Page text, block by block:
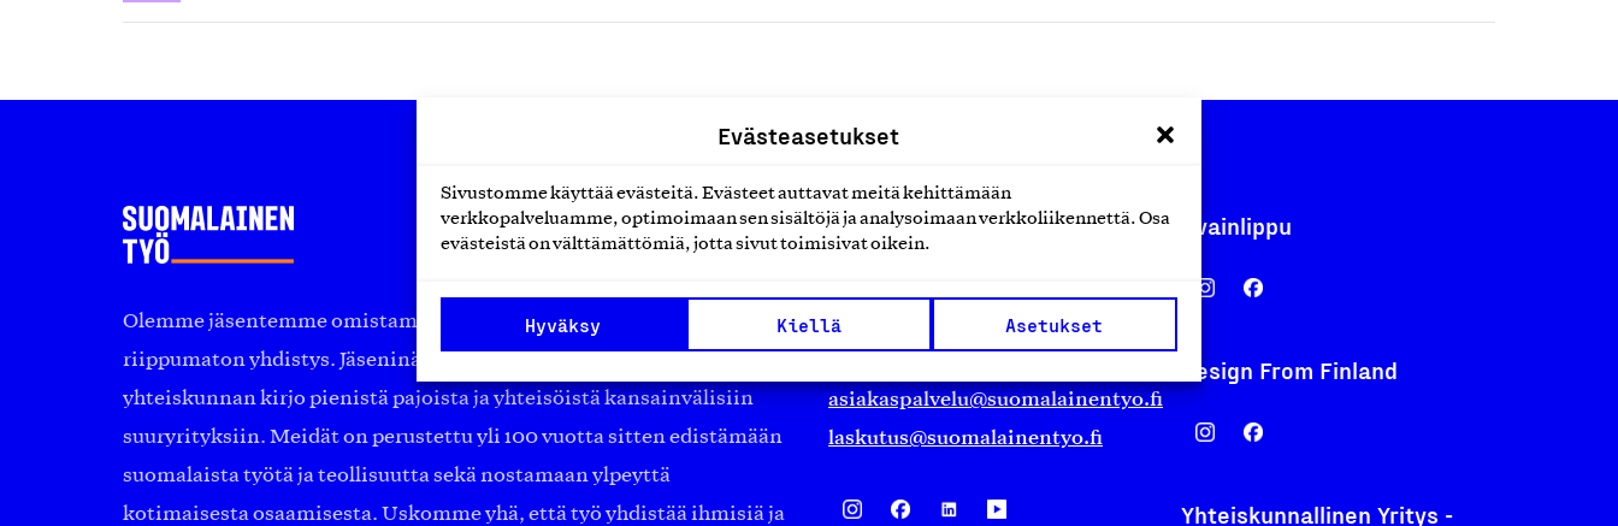
Evästeasetukset
Sivustomme käyttää evästeitä. Evästeet auttavat meitä kehittämään
verkkopalveluamme, optimoimaan sen sisältöjä ja analysoimaan verkkoliikennettä. Osa
evästeistä on välttämättömiä, jotta sivut toimisivat oikein.
Hyväksy Kiellä Asetukset
Olemme jäsentemme omistama puolueeton, työmarkkinajärjestöistä
riippumaton yhdistys. Jäseninämme on koko suomalaisen
yhteiskunnan kirjo pienistä pajoista ja yhteisöistä kansainvälisiin
suuryrityksiin. Meidät on perustettu yli 100 vuotta sitten edistämään
suomalaista työtä ja teollisuutta sekä nostamaan ylpeyttä
kotimaisesta osaamisesta. Uskomme yhä, että työ yhdistää ihmisiä ja
Suomalainen työ ry
00130 Helsinki
asiakaspalvelu@suomalainentyo.fi
laskutus@suomalainentyo.fi
Avainlippu
Design From Finland
Yhteiskunnallinen Yritys -